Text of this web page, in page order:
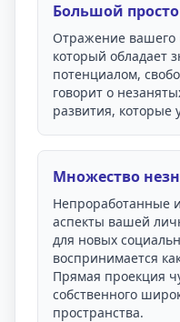
Большой
Отражение вашего
который обладает
потенциалом,
говорит о
развития, которые
Множество
Непроработанные
аспекты вашей
для новых
воспринимается
Прямая проекция
собственного
пространства.